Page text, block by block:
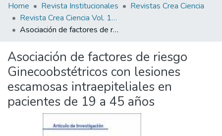
Home Revista Institucionales
Revistas Crea Ciencia
Revista Crea Ciencia Vol. 15 N° 1
Asociación de factores de riesgo Ginecoobstétricos con lesiones escamosas intraepiteliales en pacientes de 19 a 45 años
Asociación de factores de riesgo
Ginecoobstétricos con lesiones
escamosas intraepiteliales en
pacientes de 19 a 45 años